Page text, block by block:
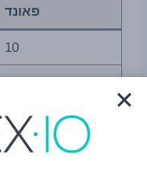
פאונד
10
20
30
40